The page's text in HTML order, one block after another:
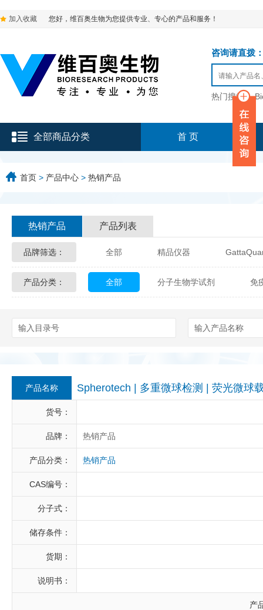
加入收藏 您好，维百奥生物为您提供专业、专心的产品和服务！
咨询请直拨
热门搜索：
全部商品分类 首 页
首页 > 产品中心 > 热销产品
热销产品 产品列表
品牌筛选： 全部 精品仪器
Glycon Biochem Sterlitech
Berry & Associates
LGC Maine Standards
Abbexa AbD Serotec
产品分类： 全部 分子生物学试剂 免
产品名称 Spherotech | 多重微球检测 | 荧光微球
货号：
品牌： 热销产品
产品分类： 热销产品
CAS编号：
分子式：
储存条件：
货期：
说明书：
产